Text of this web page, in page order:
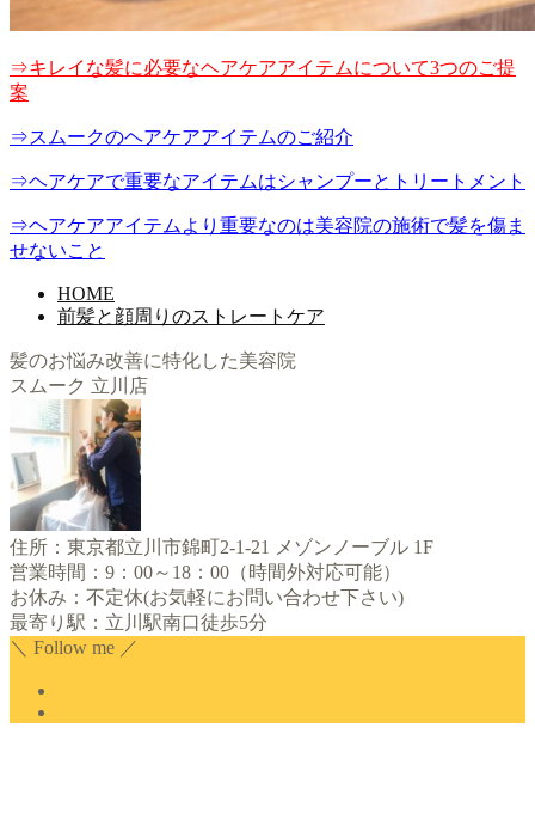
⇒キレイな髪に必要なヘアケアアイテムについて3つのご提
案
⇒スムークのヘアケアアイテムのご紹介
⇒ヘアケアで重要なアイテムはシャンプーとトリートメント
⇒ヘアケアアイテムより重要なのは美容院の施術で髪を傷ま
せないこと
HOME
前髪と顔周りのストレートケア
髪のお悩み改善に特化した美容院
スムーク 立川店
住所：東京都立川市錦町2-1-21 メゾンノーブル 1F
営業時間：9：00～18：00（時間外対応可能）
お休み：不定休(お気軽にお問い合わせ下さい)
最寄り駅：立川駅南口徒歩5分
＼ Follow me ／